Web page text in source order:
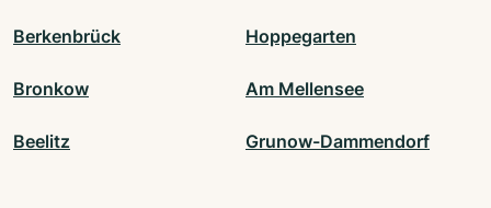
Berkenbrück Hoppegarten
Bronkow Am Mellensee
Beelitz Grunow-Dammendorf